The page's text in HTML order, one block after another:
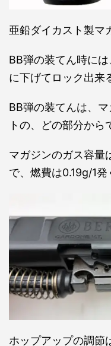
亜鉛ダイカスト製マ
BB弾の装てん時に
に下げてロック出来
BB弾の装てんは、
トの、どの部分から
マガジンのガス容量
で、燃費は0.19g/1発
ホップアップの調節